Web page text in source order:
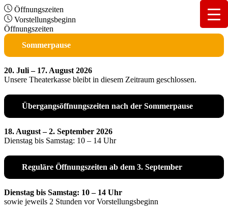
Öffnungszeiten
Vorstellungsbeginn
Öffnungszeiten
Sommerpause
20. Juli – 17. August 2026
Unsere Theaterkasse bleibt in diesem Zeitraum geschlossen.
Übergangsöffnungszeiten nach der Sommerpause
18. August – 2. September 2026
Dienstag bis Samstag: 10 – 14 Uhr
Reguläre Öffnungszeiten ab dem 3. September
Dienstag bis Samstag: 10 – 14 Uhr
sowie jeweils 2 Stunden vor Vorstellungsbeginn